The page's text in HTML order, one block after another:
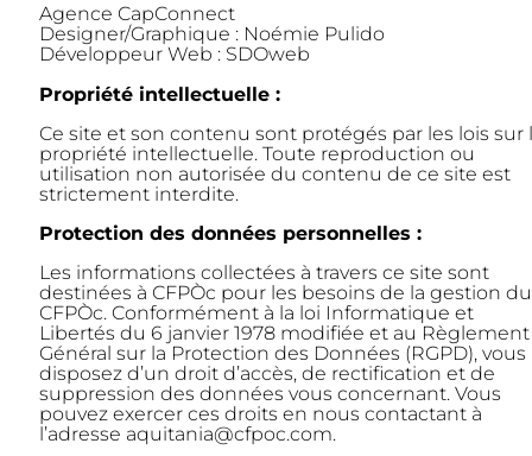
Agence CapConnect
Designer/Graphique : Noémie Pulido
Développeur Web : SDOweb
Propriété intellectuelle :
Ce site et son contenu sont protégés par les lois sur
propriété intellectuelle. Toute reproduction ou
utilisation non autorisée du contenu de ce site est
strictement interdite.
Protection des données personnelles :
Les informations collectées à travers ce site sont
destinées à CFPÒc pour les besoins de la gestion du
CFPÒc. Conformément à la loi Informatique et
Libertés du 6 janvier 1978 modifiée et au Règlement
Général sur la Protection des Données (RGPD), vous
disposez d’un droit d’accès, de rectification et de
suppression des données vous concernant. Vous
pouvez exercer ces droits en nous contactant à
l’adresse aquitania@cfpoc.com.